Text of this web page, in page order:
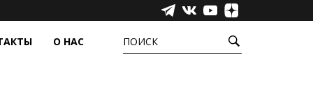
О НАС ПОИСК